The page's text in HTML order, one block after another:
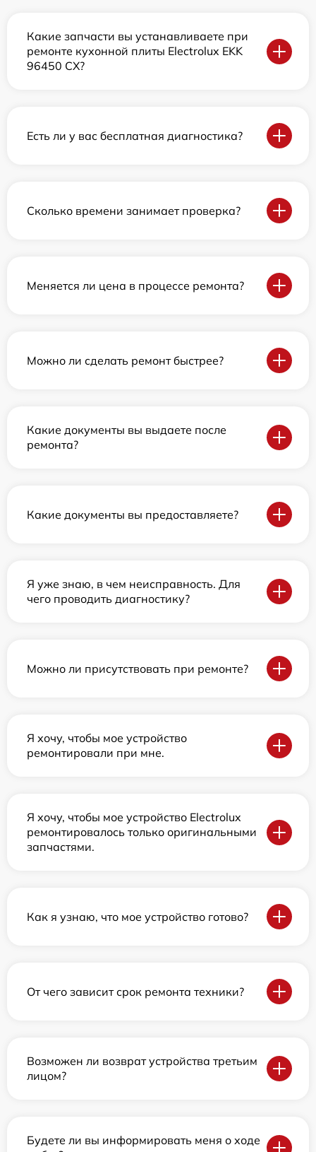
Какие запчасти вы устанавливаете при
ремонте кухонной плиты Electrolux EKK
96450 CX?
Есть ли у вас бесплатная диагностика?
Сколько времени занимает проверка?
Меняется ли цена в процессе ремонта?
Можно ли сделать ремонт быстрее?
Какие документы вы выдаете после
ремонта?
Какие документы вы предоставляете?
Я уже знаю, в чем неисправность. Для
чего проводить диагностику?
Можно ли присутствовать при ремонте?
Я хочу, чтобы мое устройство
ремонтировали при мне.
Я хочу, чтобы мое устройство Electrolux
ремонтировалось только оригинальными
запчастями.
Как я узнаю, что мое устройство готово?
От чего зависит срок ремонта техники?
Возможен ли возврат устройства третьим
лицом?
Будете ли вы информировать меня о ходе